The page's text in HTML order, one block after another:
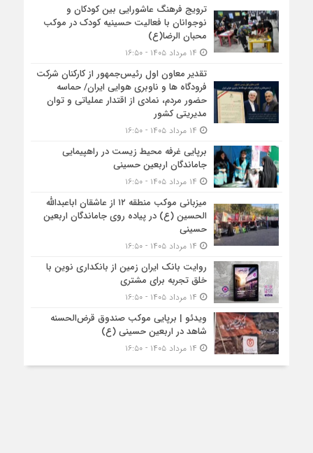
ترویج فرهنگ عاشورایی بین کودکان و
نوجوانان با فعالیت حسینیه کودک در موکب
محبان الرضا(ع)
تقدیر معاون اول رئیس‌جمهور از کارکنان شرکت
فرودگاه ها و ناوبری هوایی ایران/ حماسه
حضور مردم، نمادی از اقتدار عملیاتی و توان
مدیریتی کشور
برپایی غرفه محیط زیست در راهپیمایی
جاماندگان اربعین حسینی
میزبانی موکب منطقه ۱۲ از عاشقان اباعبدالله
الحسین (ع) در پیاده روی جاماندگان اربعین
حسینی
روایت بانک ایران زمین از بانکداری نوین با
خلق تجربه برای مشتری
ویدئو | برپایی موکب صندوق قرض‌الحسنه
شاهد در اربعین حسینی (ع)